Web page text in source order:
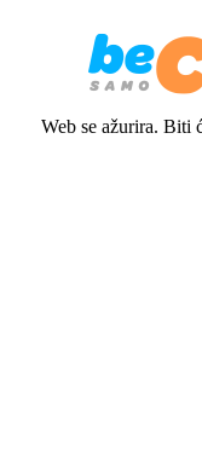
Web se ažurira. Biti